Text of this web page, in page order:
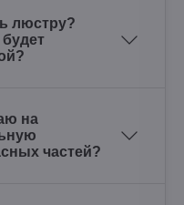
люстру?
на
частей?